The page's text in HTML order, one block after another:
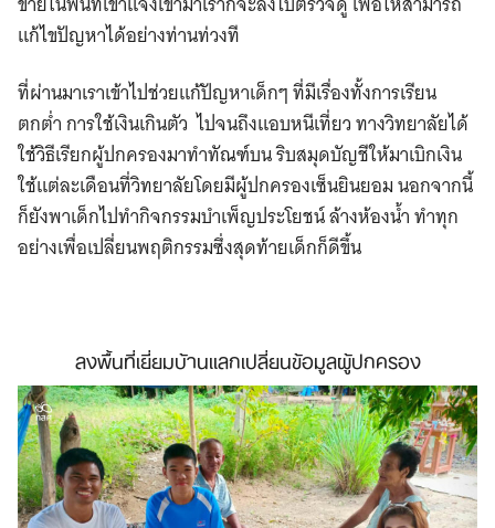
แก้ไขปัญหาได้อย่างท่านท่วงที
ที่ผ่านมาเราเข้าไปช่วยแก้ปัญหาเด็กๆ ที่มีเรื่องทั้งการเรียน
ตกต่ำ การใช้เงินเกินตัว ไปจนถึงแอบหนีเที่ยว ทางวิทยาลัยได้
ใช้วิธีเรียกผู้ปกครองมาทำทัณฑ์บน ริบสมุดบัญชีให้มาเบิกเงิน
ใช้แต่ละเดือนที่วิทยาลัยโดยมีผู้ปกครองเซ็นยินยอม นอกจากนี้
ก็ยังพาเด็กไปทำกิจกรรมบำเพ็ญประโยชน์ ล้างห้องน้ำ ทำทุก
อย่างเพื่อเปลี่ยนพฤติกรรมซึ่งสุดท้ายเด็กก็ดีขึ้น
ลงพื้นที่เยี่ยมบ้านแลกเปลี่ยนข้อมูลผู้ปกครอง